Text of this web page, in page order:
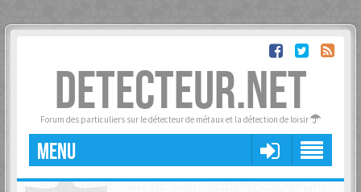
DETECTEUR.NET
Forum des particuliers sur le détecteur de métaux et la détection de loisir
MENU